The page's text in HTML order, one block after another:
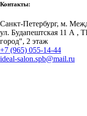
Контакты:
Санкт-Петербург, м.
ул. Будапештская 11 А ,
город", 2 этаж
+7 (965) 055-14-44
ideal-salon.spb@mail.ru